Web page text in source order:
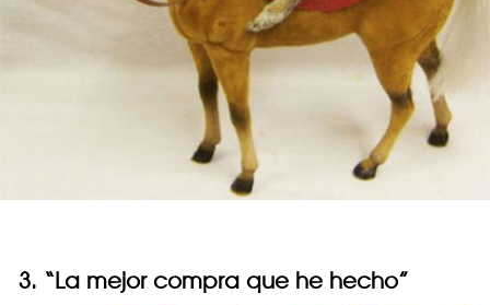
3. “La mejor compra que he hecho”